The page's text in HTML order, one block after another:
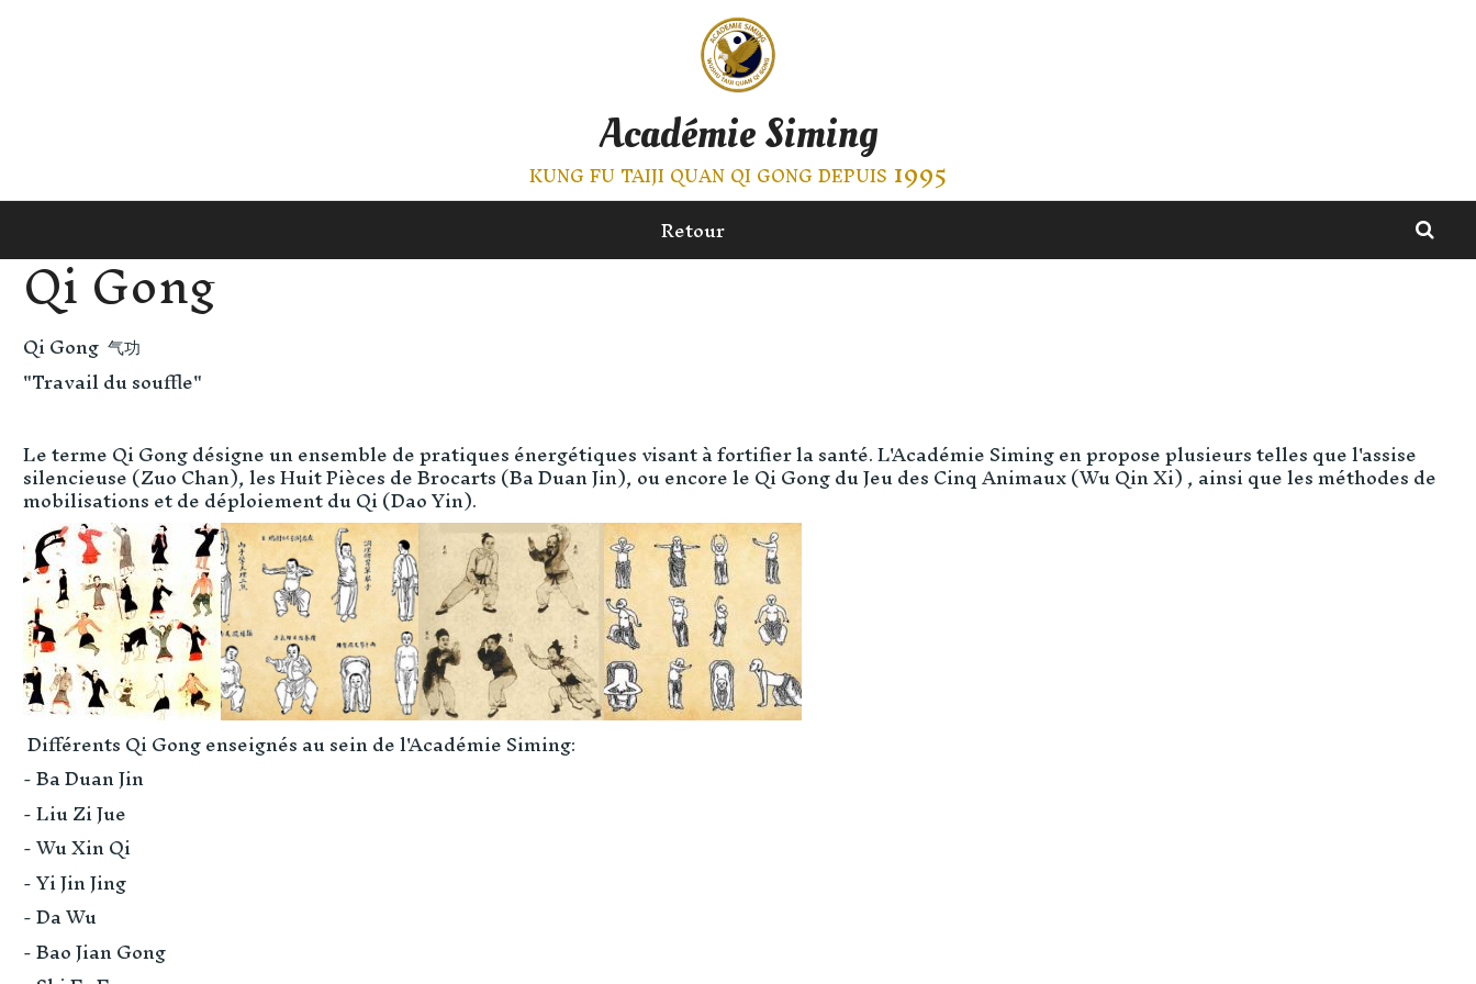
Académie Siming
kung fu taiji quan qi gong depuis 1995
Retour
Qi Gong
Qi Gong 气功
"Travail du souffle"
Le terme Qi Gong désigne un ensemble de pratiques énergétiques visant à fortifier la santé. L'Académie Siming en propose plusieurs telles que l'assise
silencieuse (Zuo Chan), les Huit Pièces de Brocarts (Ba Duan Jin), ou encore le Qi Gong du Jeu des Cinq Animaux (Wu Qin Xi) , ainsi que les méthodes de
mobilisations et de déploiement du Qi (Dao Yin).
Différents Qi Gong enseignés au sein de l'Académie Siming:
- Ba Duan Jin
- Liu Zi Jue
- Wu Xin Qi
- Yi Jin Jing
- Da Wu
- Bao Jian Gong